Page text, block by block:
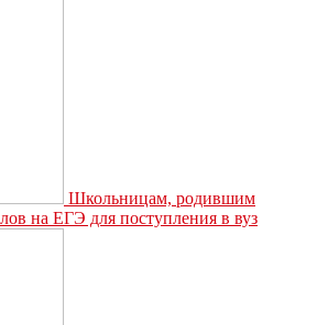
Школьницам, родившим
на ЕГЭ для поступления в вуз